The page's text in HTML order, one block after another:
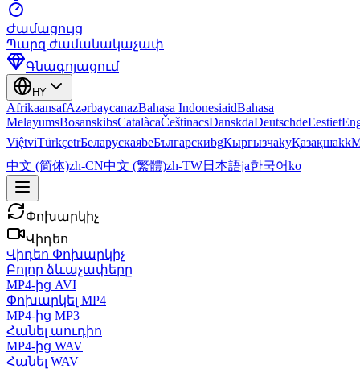
Ժամացույց
Պարզ ժամանակաչափ
Գնագոյացում
HY
AfrikaansafAzərbaycanazBahasa IndonesiaidBahasa
MelayumsBosanskibsCatalàcaČeštinacsDanskdaDeutschdeEestiet
ViệtviTürkçetrБеларускаяbeБългарскиbgКыргызчаkyҚазақшаkk
中文 (简体)zh-CN中文 (繁體)zh-TW日本語ja한국어ko
Փոխարկիչ
Վիդեո
Վիդեո Փոխարկիչ
Բոլոր ձևաչափերը
MP4-ից AVI
Փոխարկել MP4
MP4-ից MP3
Հանել աուդիո
MP4-ից WAV
Հանել WAV